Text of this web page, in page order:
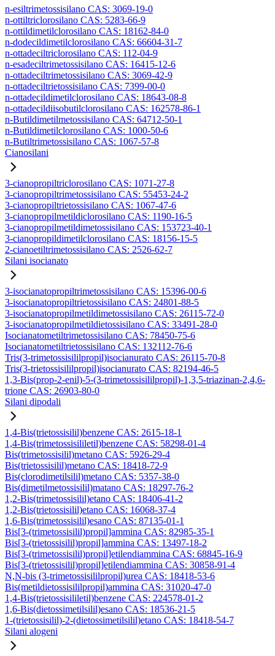
n-esiltrimetossisilano CAS: 3069-19-0
n-ottiltriclorosilano CAS: 5283-66-9
n-ottildimetilclorosilano CAS: 18162-84-0
n-dodecildimetilclorosilano CAS: 66604-31-7
n-ottadeciltriclorosilano CAS: 112-04-9
n-esadeciltrimetossisilano CAS: 16415-12-6
n-ottadeciltrimetossisilano CAS: 3069-42-9
n-ottadeciltrietossisilano CAS: 7399-00-0
n-ottadecildimetilclorosilano CAS: 18643-08-8
n-ottadecildiisobutilclorosilano CAS: 162578-86-1
n-Butildimetilmetossisilano CAS: 64712-50-1
n-Butildimetilclorosilano CAS: 1000-50-6
n-Butiltrimetossisilano CAS: 1067-57-8
Cianosilani
3-cianopropiltriclorosilano CAS: 1071-27-8
3-cianopropiltrimetossisilano CAS: 55453-24-2
3-cianopropiltrietossisilano CAS: 1067-47-6
3-cianopropilmetildiclorosilano CAS: 1190-16-5
3-cianopropilmetildimetossisilano CAS: 153723-40-1
3-cianopropildimetilclorosilano CAS: 18156-15-5
2-cianoetiltrimetossisilano CAS: 2526-62-7
Silani isocianato
3-isocianatopropiltrimetossisilano CAS: 15396-00-6
3-isocianatopropiltrietossisilano CAS: 24801-88-5
3-isocianatopropilmetildimetossisilano CAS: 26115-72-0
3-isocianatopropilmetildietossisilano CAS: 33491-28-0
Isocianatometiltrimetossisilano CAS: 78450-75-6
Isocianatometiltrietossisilano CAS: 132112-76-6
Tris(3-trimetossisililpropil)isocianurato CAS: 26115-70-8
Tris(3-trietossisililpropil)isocianurato CAS: 82194-46-5
1,3-Bis(prop-2-enil)-5-(3-trimetossisililpropil)-1,3,5-triazinan-2,4,6-
trione CAS: 26903-80-0
Silani dipodali
1,4-Bis(trietossisilil)benzene CAS: 2615-18-1
1,4-Bis(trimetossisililetil)benzene CAS: 58298-01-4
Bis(trimetossisilil)metano CAS: 5926-29-4
Bis(trietossisilil)metano CAS: 18418-72-9
Bis(clorodimetilsilil)metano CAS: 5357-38-0
Bis(dimetilmetossisilil)matano CAS: 18297-76-2
1,2-Bis(trimetossisilil)etano CAS: 18406-41-2
1,2-Bis(trietossisilil)etano CAS: 16068-37-4
1,6-Bis(trimetossisilil)esano CAS: 87135-01-1
Bis[3-(trimetossisilil)propil]ammina CAS: 82985-35-1
Bis[3-(trietossisilil)propil]ammina CAS: 13497-18-2
Bis[3-(trimetossisilil)propil]etilendiammina CAS: 68845-16-9
Bis[3-(trietossisilil)propil]etilendiammina CAS: 30858-91-4
N,N-bis (3-trimetossisililpropil)urea CAS: 18418-53-6
Bis(metildietossisililpropil)ammina CAS: 31020-47-0
1,4-Bis(trietossisililetil)benzene CAS: 224578-01-2
1,6-Bis(dietossimetilsilil)esano CAS: 18536-21-5
1-(trietossisilil)-2-(dietossimetilsilil)etano CAS: 18418-54-7
Silani alogeni